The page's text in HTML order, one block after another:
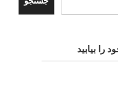
را بیابید